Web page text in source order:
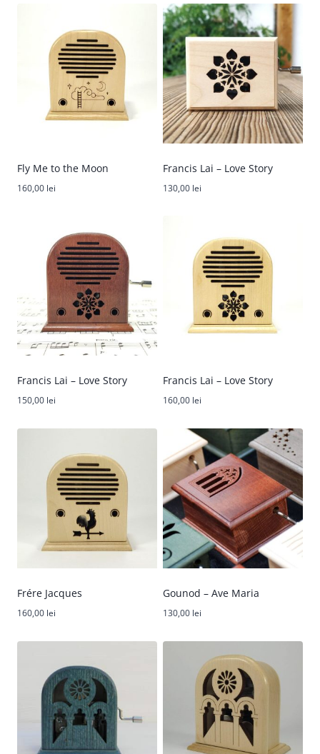
Fly Me to the Moon
160,00 lei
Francis Lai – Love Story
130,00 lei
Francis Lai – Love Story
150,00 lei
Francis Lai – Love Story
160,00 lei
Frére Jacques
160,00 lei
Gounod – Ave Maria
130,00 lei